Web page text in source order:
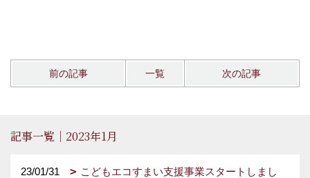
前の記事 一覧 次の記事
記事一覧｜2023年1月
23/01/31
こどもエコすまい支援事業スタートしまし